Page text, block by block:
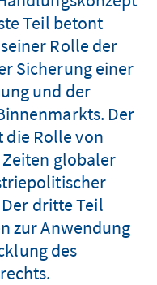
Teil betont
Rolle der
Sicherung einer
und der
Der
die Rolle von
globaler
dritte Teil
zur Anwendung
des